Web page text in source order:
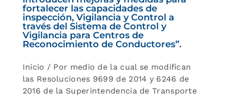
fortalecer las capacidades de
inspección, Vigilancia y Control a
través del Sistema de Control y
Vigilancia para Centros de
Reconocimiento de Conductores”.
Inicio / Por medio de la cual se modifican
las Resoluciones 9699 de 2014 y 6246 de
2016 de la Superintendencia de Transporte